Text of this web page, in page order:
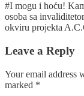
#I mogu i hoću!
osoba sa
okviru projekta
Leave a Reply
Your email address
marked *